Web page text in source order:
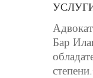
Адвокат
Бар